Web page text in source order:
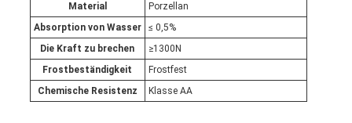
Material
Porzellan
Absorption von Wasser
≤ 0,5%
Die Kraft zu brechen
≥1300N
Frostbeständigkeit
Frostfest
Chemische Resistenz
Klasse AA